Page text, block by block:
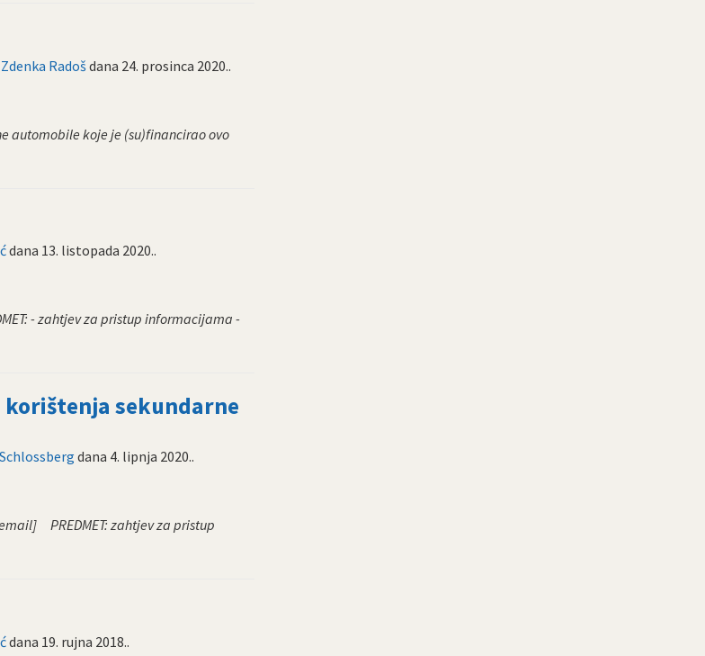
Zdenka Radošdana 24. prosinca 2020..
automobile koje je (su)financirao ovo
dana 13. listopada 2020..
- zahtjev za pristup informacijama -
sekundarne
dana 4. lipnja 2020..
email] PREDMET: zahtjev za pristup
dana 19. rujna 2018..